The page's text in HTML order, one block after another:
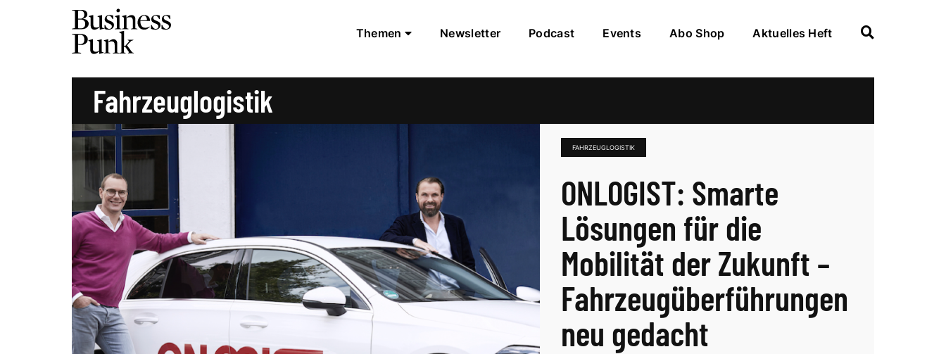
Themen Newsletter Podcast Events Abo Shop Aktuelles Heft
Fahrzeuglogistik
FAHRZEUGLOGISTIK
ONLOGIST: Smarte
Lösungen für die
Mobilität der Zukunft –
Fahrzeugüberführungen
neu gedacht